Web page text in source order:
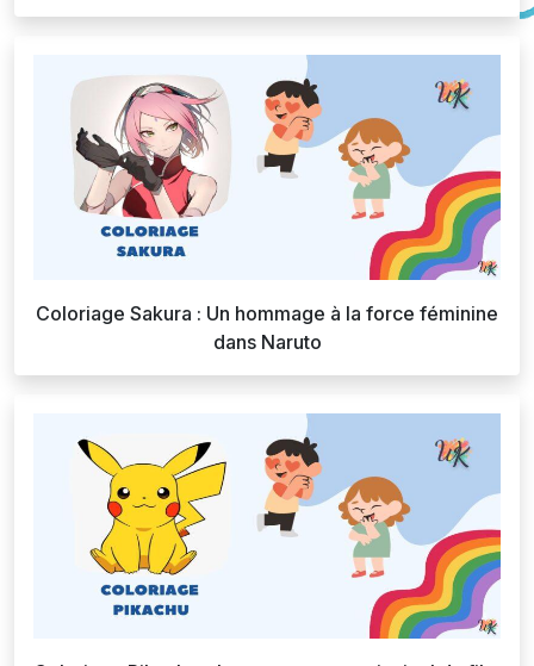
Coloriage Sakura : Un hommage à la force féminine
dans Naruto